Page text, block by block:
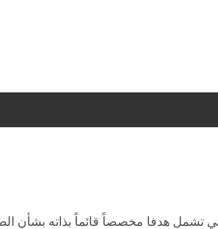
تشمل هدفا مخصصاً قائماً بذاته بشأن